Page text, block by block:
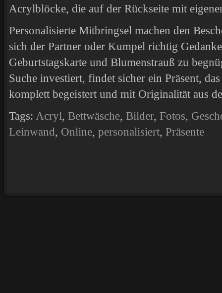
Acrylblöcke, die auf der Rückseite mit
Personalisierte Mitbringsel machen den
sich der Partner oder Kumpel richtig
Geburtstagskarte und Blumenstrauß zu
Suche investiert, findet sicher ein Präsent,
komplett begeistert und mit Originalität aus
Tags: Acryl, Bettwäsche, Bilder, Fotos,
Leinwand, Online, personalisiert, Präsente